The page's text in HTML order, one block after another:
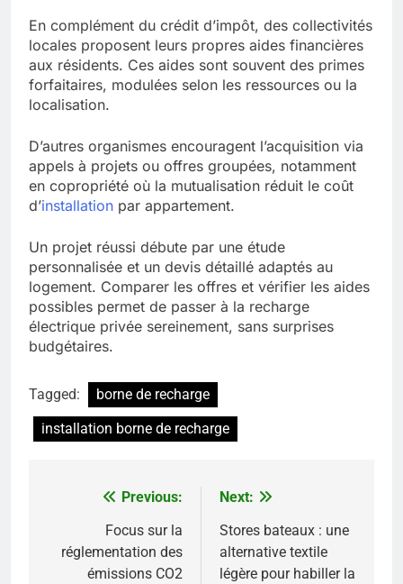
En complément du crédit d’impôt, des collectivités
locales proposent leurs propres aides financières
aux résidents. Ces aides sont souvent des primes
forfaitaires, modulées selon les ressources ou la
localisation.
D’autres organismes encouragent l’acquisition via
appels à projets ou offres groupées, notamment
en copropriété où la mutualisation réduit le coût
d’installation par appartement.
Un projet réussi débute par une étude
personnalisée et un devis détaillé adaptés au
logement. Comparer les offres et vérifier les aides
possibles permet de passer à la recharge
électrique privée sereinement, sans surprises
budgétaires.
Tagged:
borne de recharge
installation borne de recharge
Navigation
l’article
Previous:
Focus sur la
réglementation des
émissions CO2
Next:
Stores bateaux : une
alternative textile
légère pour habiller la